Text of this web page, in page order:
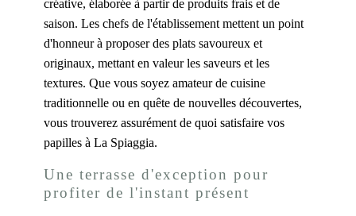
créative, élaborée à partir de produits frais et de
saison. Les chefs de l'établissement mettent un point
d'honneur à proposer des plats savoureux et
originaux, mettant en valeur les saveurs et les
textures. Que vous soyez amateur de cuisine
traditionnelle ou en quête de nouvelles découvertes,
vous trouverez assurément de quoi satisfaire vos
papilles à La Spiaggia.
Une terrasse d'exception pour
profiter de l'instant présent